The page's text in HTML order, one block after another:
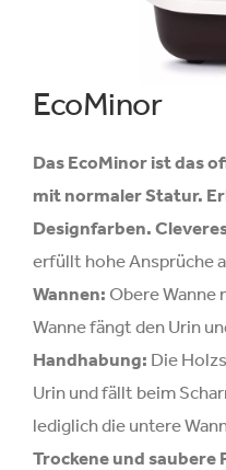
EcoMinor
Das EcoMinor ist das
mit normaler Statur.
Designfarben.
erfüllt hohe Ansprüche
Wannen: Obere Wanne
Wanne fängt den Urin
Handhabung: Die
Urin und fällt beim
lediglich die untere
Trockene und saubere